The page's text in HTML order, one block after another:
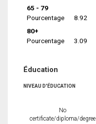
65 - 79
Pourcentage
8.92
80+
Pourcentage
3.09
Éducation
NIVEAU D'ÉDUCATION
No
certificate/diploma/degree